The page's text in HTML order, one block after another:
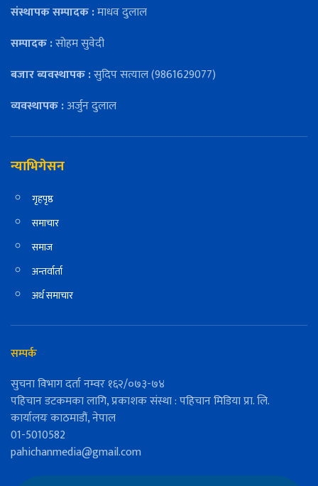
संस्थापक सम्पादक :माधव दुलाल
सम्पादक :सोहम सुवेदी
बजार ब्यवस्थापक :सुदिप सत्याल (9861629077)
व्यवस्थापक :अर्जुन दुलाल
न्याभिगेसन
गृहपृष्ठ
समाचार
समाज
अन्तर्वार्ता
अर्थ समाचार
सम्पर्क
सुचना विभाग दर्ता नम्वर १६२/०७३-७४
पहिचान डटकमका लागि, प्रकाशक संस्था : पहिचान मिडिया प्रा. लि.
कार्यालयः काठमाडौं, नेपाल
01-5010582
pahichanmedia@gmail.com